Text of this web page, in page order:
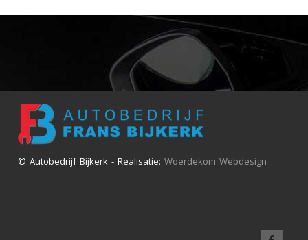
© Autobedrijf Bijkerk - Realisatie: Woerdekom Webdesign